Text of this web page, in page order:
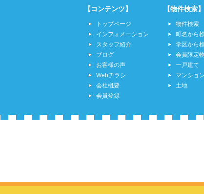
【コンテンツ】
トップページ
インフォメーション
スタッフ紹介
ブログ
お客様の声
Webチラシ
会社概要
会員登録
【物件検索】
物件検索
町名から
学区から
会員限定
一戸建て
マンション
土地